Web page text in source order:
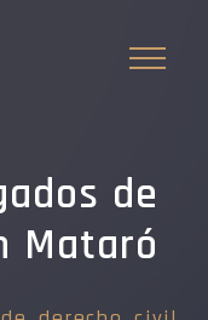
de
Mataró